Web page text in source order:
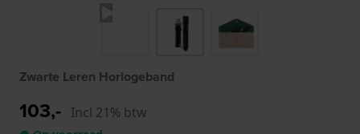
Zwarte Leren Horlogeband
103,- Incl 21% btw